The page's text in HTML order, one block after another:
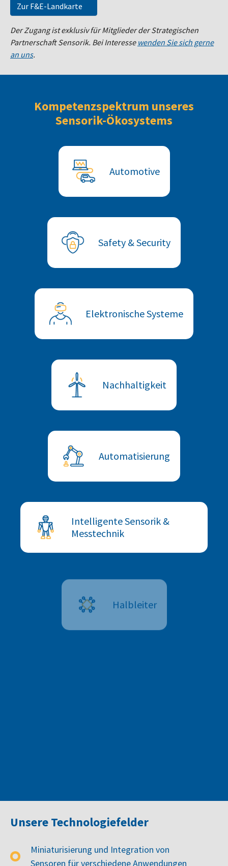
Zur F&E-Landkarte
Der Zugang ist exklusiv für Mitglieder der Strategischen
Partnerschaft Sensorik. Bei Interesse wenden Sie sich gerne
an uns.
Kompetenzspektrum unseres
Sensorik-Ökosystems
Automotive
Safety & Security
Elektronische Systeme
Nachhaltigkeit
Automatisierung
Intelligente Sensorik &
Messtechnik
Halbleiter
Unsere Technologiefelder
Miniaturisierung und Integration von
Sensoren für verschiedene Anwendungen